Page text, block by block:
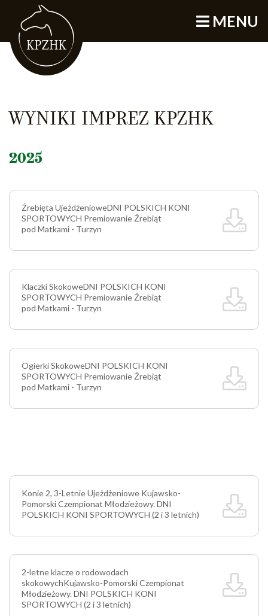
MENU
WYNIKI IMPREZ KPZHK
2025
Źrebięta UjeżdżenioweDNI POLSKICH KONI
SPORTOWYCH Premiowanie Źrebiąt
pod Matkami - Turzyn
Klaczki SkokoweDNI POLSKICH KONI
SPORTOWYCH Premiowanie Źrebiąt
pod Matkami - Turzyn
Ogierki SkokoweDNI POLSKICH KONI
SPORTOWYCH Premiowanie Źrebiąt
pod Matkami - Turzyn
Konie 2, 3-Letnie Ujeżdżeniowe Kujawsko-
Pomorski Czempionat Młodzieżowy. DNI
POLSKICH KONI SPORTOWYCH (2 i 3 letnich)
2-letne klacze o rodowodach
skokowychKujawsko-Pomorski Czempionat
Młodzieżowy. DNI POLSKICH KONI
SPORTOWYCH (2 i 3 letnich)